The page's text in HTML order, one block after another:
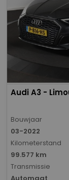
Audi A3 -
Bouwjaar
03-2022
Kilometerstand
99.577 km
Transmissie